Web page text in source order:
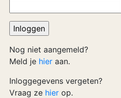
Nog niet aangemeld?
Meld je hier aan.
Inloggegevens vergeten?
Vraag ze hier op.